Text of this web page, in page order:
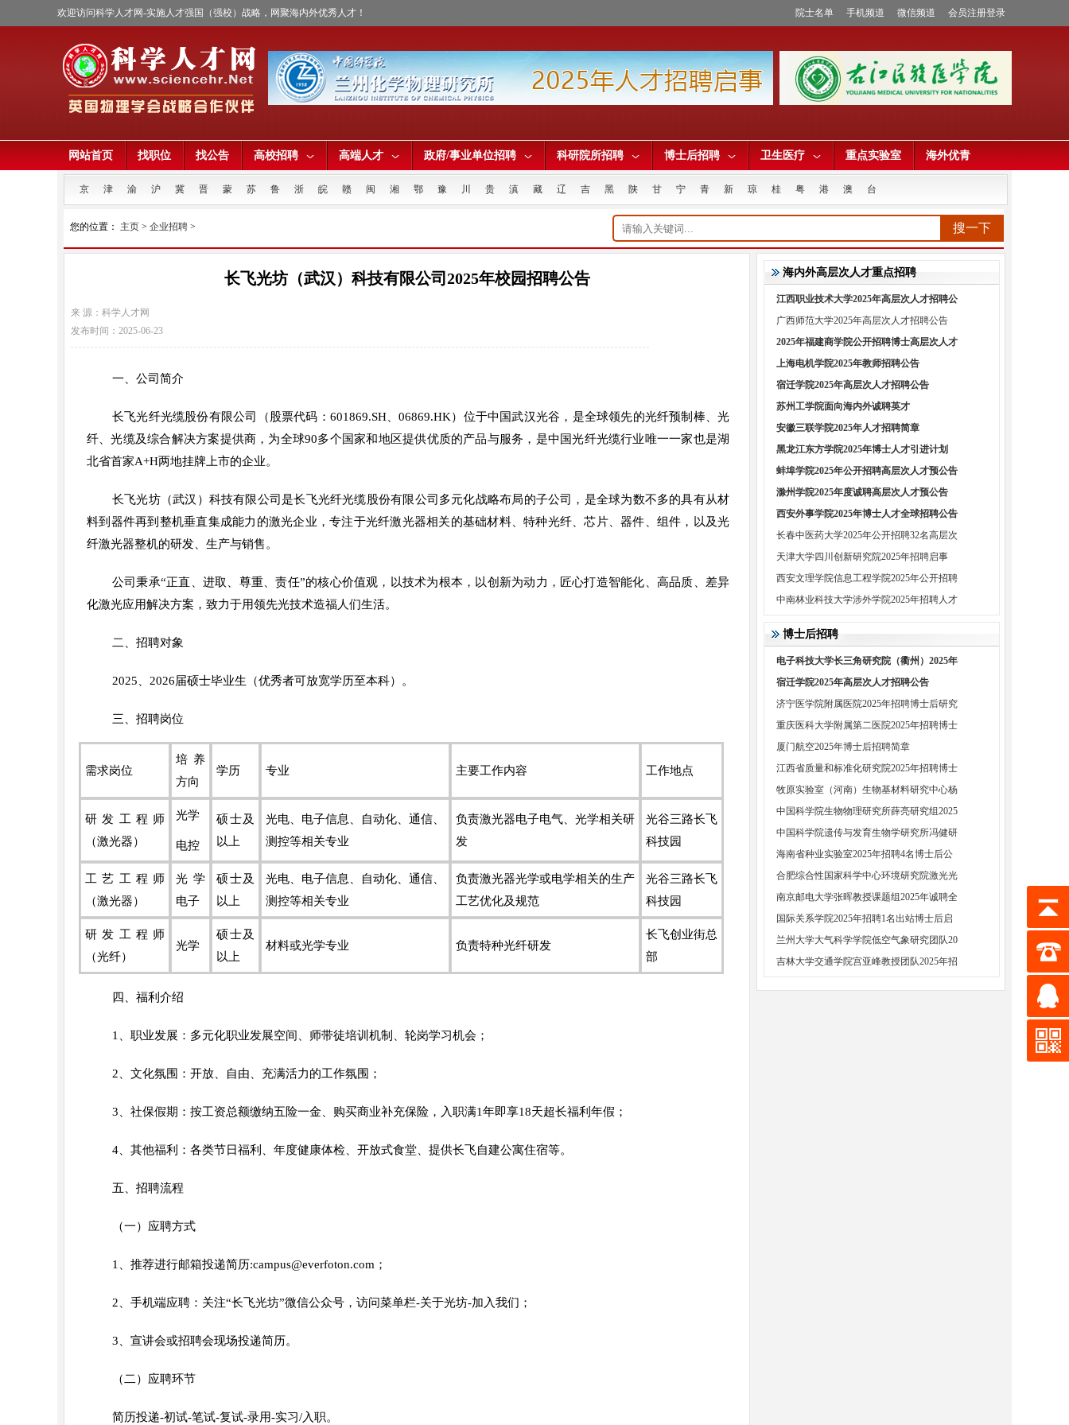
院士名单 手机频道 微信频道 会员注册登录
欢迎访问科学人才网-实施人才强国（强校）战略，网聚海内外优秀人才！
网站首页 找职位 找公告 高校招聘 高端人才 政府/事业单位招聘 科研院所招聘 博士后招聘 卫生医疗 重点实验室 海外优青
京 津 渝 沪 冀 晋 蒙 苏 鲁 浙 皖 赣 闽 湘 鄂 豫 川 贵 滇 藏 辽 吉 黑 陕 甘 宁 青 新 琼 桂 粤 港 澳 台
搜一下
您的位置： 主页 > 企业招聘 >
长飞光坊（武汉）科技有限公司2025年校园招聘公告
来 源：科学人才网
发布时间：2025-06-23
一、公司简介
长飞光纤光缆股份有限公司（股票代码：601869.SH、06869.HK）位于中国武汉光谷，是全球领先的光纤预制棒、光
纤、光缆及综合解决方案提供商，为全球90多个国家和地区提供优质的产品与服务，是中国光纤光缆行业唯一一家也是湖
北省首家A+H两地挂牌上市的企业。
长飞光坊（武汉）科技有限公司是长飞光纤光缆股份有限公司多元化战略布局的子公司，是全球为数不多的具有从材
料到器件再到整机垂直集成能力的激光企业，专注于光纤激光器相关的基础材料、特种光纤、芯片、器件、组件，以及光
纤激光器整机的研发、生产与销售。
公司秉承“正直、进取、尊重、责任”的核心价值观，以技术为根本，以创新为动力，匠心打造智能化、高品质、差异
化激光应用解决方案，致力于用领先光技术造福人们生活。
二、招聘对象
2025、2026届硕士毕业生（优秀者可放宽学历至本科）。
三、招聘岗位
需求岗位
培养
方向
学历 专业 主要工作内容 工作地点
研发工程师
（激光器）
光学
电控
硕士及
以上
光电、电子信息、自动化、通信、
测控等相关专业
负责激光器电子电气、光学相关研
发
光谷三路长飞
科技园
工艺工程师
（激光器）
光学
电子
硕士及
以上
光电、电子信息、自动化、通信、
测控等相关专业
负责激光器光学或电学相关的生产
工艺优化及规范
光谷三路长飞
科技园
研发工程师
（光纤）
光学
硕士及
以上
材料或光学专业 负责特种光纤研发
长飞创业街总
部
四、福利介绍
1、职业发展：多元化职业发展空间、师带徒培训机制、轮岗学习机会；
2、文化氛围：开放、自由、充满活力的工作氛围；
3、社保假期：按工资总额缴纳五险一金、购买商业补充保险，入职满1年即享18天超长福利年假；
4、其他福利：各类节日福利、年度健康体检、开放式食堂、提供长飞自建公寓住宿等。
五、招聘流程
（一）应聘方式
1、推荐进行邮箱投递简历:campus@everfoton.com；
2、手机端应聘：关注“长飞光坊”微信公众号，访问菜单栏-关于光坊-加入我们；
3、宣讲会或招聘会现场投递简历。
（二）应聘环节
简历投递-初试-笔试-复试-录用-实习/入职。
海内外高层次人才重点招聘
江西职业技术大学2025年高层次人才招聘公
广西师范大学2025年高层次人才招聘公告
2025年福建商学院公开招聘博士高层次人才
上海电机学院2025年教师招聘公告
宿迁学院2025年高层次人才招聘公告
苏州工学院面向海内外诚聘英才
安徽三联学院2025年人才招聘简章
黑龙江东方学院2025年博士人才引进计划
蚌埠学院2025年公开招聘高层次人才预公告
滁州学院2025年度诚聘高层次人才预公告
西安外事学院2025年博士人才全球招聘公告
长春中医药大学2025年公开招聘32名高层次
天津大学四川创新研究院2025年招聘启事
西安文理学院信息工程学院2025年公开招聘
中南林业科技大学涉外学院2025年招聘人才
博士后招聘
电子科技大学长三角研究院（衢州）2025年
宿迁学院2025年高层次人才招聘公告
济宁医学院附属医院2025年招聘博士后研究
重庆医科大学附属第二医院2025年招聘博士
厦门航空2025年博士后招聘简章
江西省质量和标准化研究院2025年招聘博士
牧原实验室（河南）生物基材料研究中心杨
中国科学院生物物理研究所薛亮研究组2025
中国科学院遗传与发育生物学研究所冯健研
海南省种业实验室2025年招聘4名博士后公
合肥综合性国家科学中心环境研究院激光光
南京邮电大学张晖教授课题组2025年诚聘全
国际关系学院2025年招聘1名出站博士后启
兰州大学大气科学学院低空气象研究团队20
吉林大学交通学院宫亚峰教授团队2025年招